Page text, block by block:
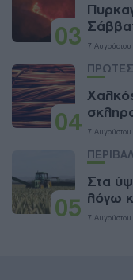
03 7
04 7
05
Στα
λόγω
7